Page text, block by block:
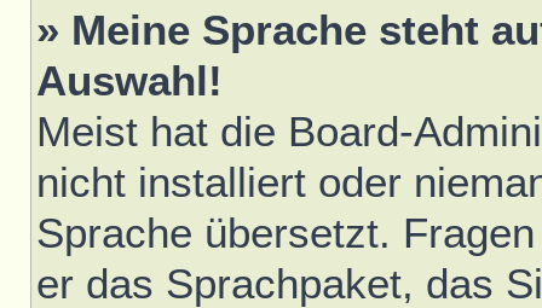
» Meine Sprache steht
Auswahl!
Meist hat die Board-
nicht installiert oder
Sprache übersetzt.
er das Sprachpaket, das